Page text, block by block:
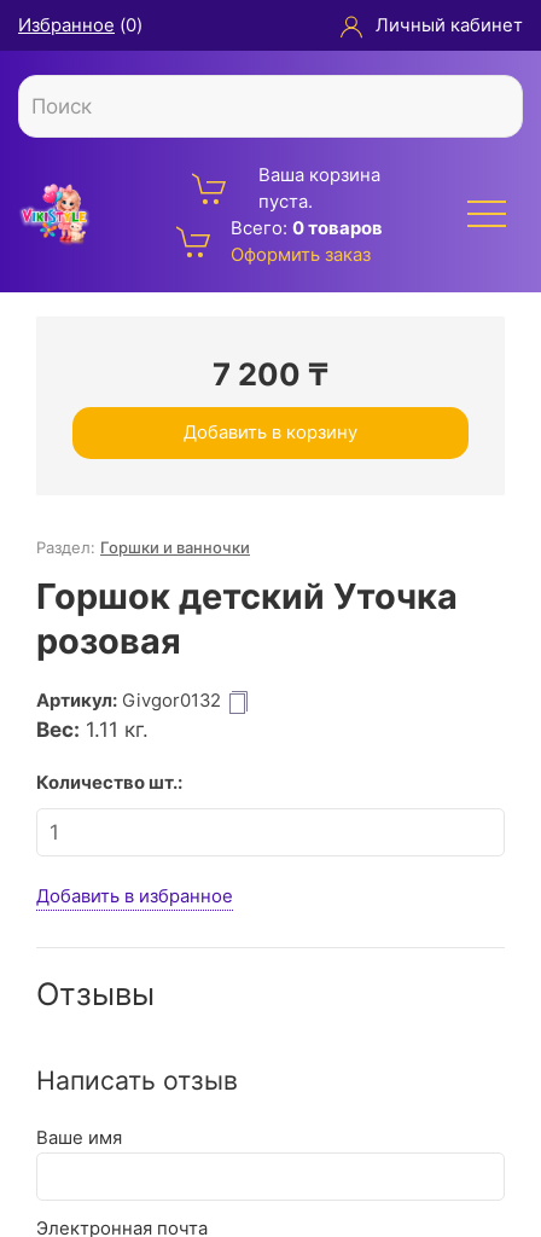
Избранное (0) Личный кабинет
Ваша корзина
пуста.
Всего: 0 товаров
Оформить заказ
7 200 ₸
Добавить в корзину
Раздел: Горшки и ванночки
Горшок детский Уточка
розовая
Артикул: Givgor0132
Вес: 1.11 кг.
Количество шт.:
Добавить в избранное
Отзывы
Написать отзыв
Ваше имя
Электронная почта